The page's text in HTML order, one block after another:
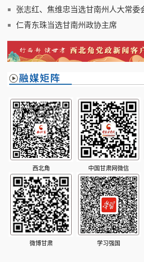
东当选副主席
张志红、焦维忠当选甘南州人大常委
任
仁青东珠当选甘南州政协主席
西北角 中国甘肃网微信
微博甘肃 学习强国